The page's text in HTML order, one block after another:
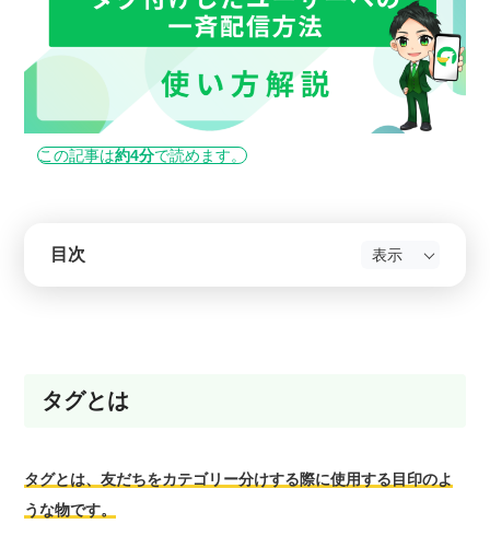
この記事は約4分で読めます。
目次
タグとは
タグとは、友だちをカテゴリー分けする際に使用する目印のよ
うな物です。